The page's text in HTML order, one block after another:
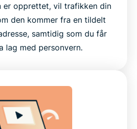
er opprettet, vil trafikken din
den kommer fra en tildelt
samtidig som du får
lag med personvern.